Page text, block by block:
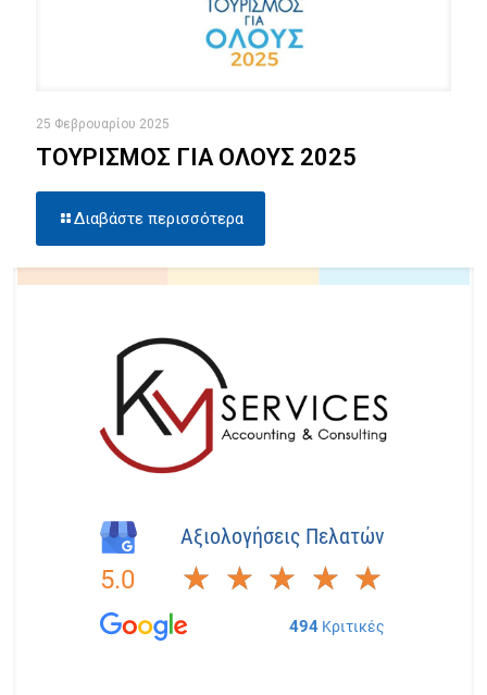
25 Φεβρουαρίου 2025
ΤΟΥΡΙΣΜΟΣ ΓΙΑ ΟΛΟΥΣ 2025
Διαβάστε περισσότερα